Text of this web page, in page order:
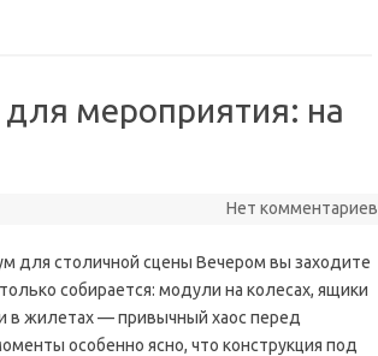
мероприятия: на
Нет комментариев
для столичной сцены Вечером вы заходите
собирается: модули на колесах, ящики
в жилетах — привычный хаос перед
особенно ясно, что конструкция под